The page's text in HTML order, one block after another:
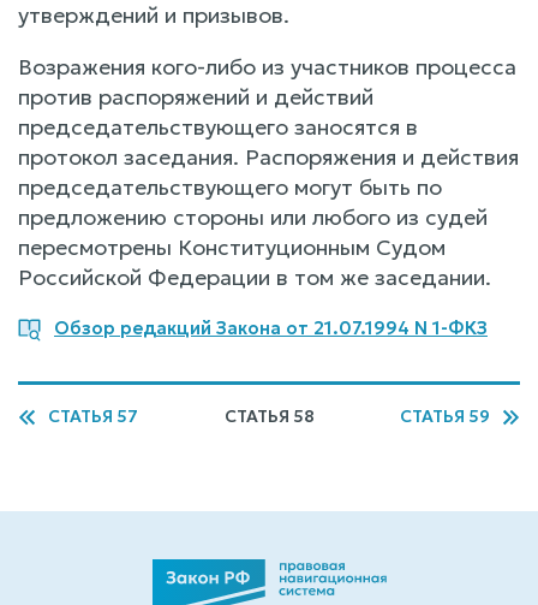
утверждений и призывов.
Возражения кого-либо из участников процесса
против распоряжений и действий
председательствующего заносятся в
протокол заседания. Распоряжения и действия
председательствующего могут быть по
предложению стороны или любого из судей
пересмотрены Конституционным Судом
Российской Федерации в том же заседании.
Обзор редакций Закона от 21.07.1994 N 1-ФКЗ
СТАТЬЯ 57 СТАТЬЯ 58 СТАТЬЯ 59